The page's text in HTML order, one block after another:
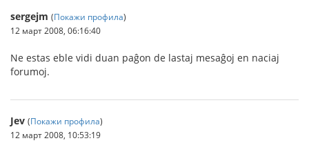
sergejm (Покажи профила)
12 март 2008, 06:16:40
Ne estas eble vidi duan paĝon de lastaj mesaĝoj en naciaj
forumoj.
Jev (Покажи профила)
12 март 2008, 10:53:19